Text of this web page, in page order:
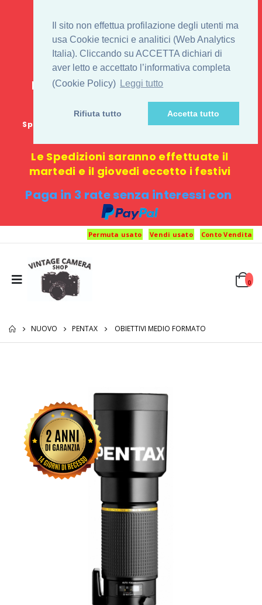
Il sito non effettua profilazione degli utenti ma
usa Cookie tecnici e analitici (Web Analytics
Italia). Cliccando su ACCETTA dichiari di
aver letto e accettato l’informativa completa
(Cookie Policy) Leggi tutto
Rifiuta tutto Accetta tutto
IL 1° STORE ON LINE
PENTAX USATO E
NUOVO
E-commerce 100% online: nessun
negozio fisico o punto di ritiro
Spedizione GRATUITA in Italia con spesa minima di
Le Spedizioni saranno effettuate il
martedi e il giovedi eccetto i festivi
Paga in 3 rate senza interessi con
Permuta usato Vendi usato Conto Vendita
0
NUOVO PENTAX OBIETTIVI MEDIO FORMATO